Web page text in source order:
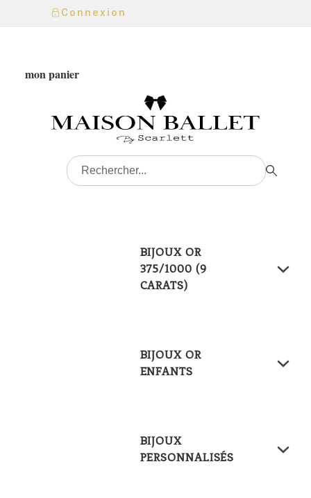
Connexion
mon panier
BIJOUX OR
375/1000 (9
CARATS)
BIJOUX OR
ENFANTS
BIJOUX
PERSONNALISÉS